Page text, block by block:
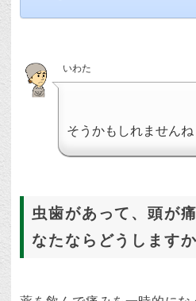
いわた
そうかもしれません
虫歯があって、頭が
なたならどうします